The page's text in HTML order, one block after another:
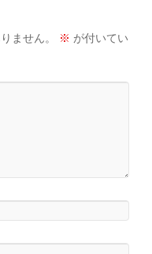
ません。 ※ が付いてい